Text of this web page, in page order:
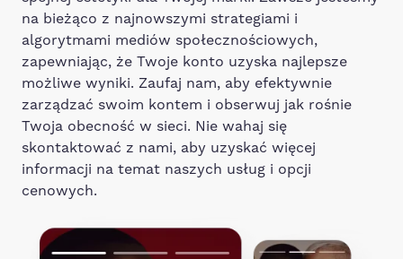
na bieżąco z najnowszymi strategiami i
algorytmami mediów społecznościowych,
zapewniając, że Twoje konto uzyska najlepsze
możliwe wyniki. Zaufaj nam, aby efektywnie
zarządzać swoim kontem i obserwuj jak rośnie
Twoja obecność w sieci. Nie wahaj się
skontaktować z nami, aby uzyskać więcej
informacji na temat naszych usług i opcji
cenowych.